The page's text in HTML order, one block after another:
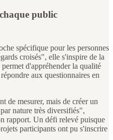
public
spécifique pour les personnes
croisés", elle s'inspire de la
d'appréhender la qualité
aux questionnaires en
de mesurer, mais de créer un
nature très diversifiés",
rapport. Un défi relevé puisque
participants ont pu s'inscrire